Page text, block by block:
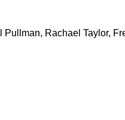
Rachael Taylor,